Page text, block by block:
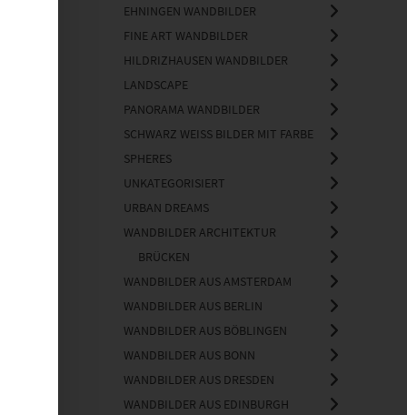
Brücken 2
EHNINGEN WANDBILDER
FINE ART WANDBILDER
HILDRIZHAUSEN WANDBILDER
LANDSCAPE
PANORAMA WANDBILDER
SCHWARZ WEISS BILDER MIT FARBE
SPHERES
UNKATEGORISIERT
URBAN DREAMS
WANDBILDER ARCHITEKTUR
BRÜCKEN
WANDBILDER AUS AMSTERDAM
WANDBILDER AUS BERLIN
WANDBILDER AUS BÖBLINGEN
WANDBILDER AUS BONN
WANDBILDER AUS DRESDEN
WANDBILDER AUS EDINBURGH